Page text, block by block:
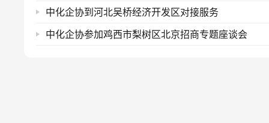
中化企协到河北吴桥经济开发区对接服务
中化企协参加鸡西市梨树区北京招商专题座谈会